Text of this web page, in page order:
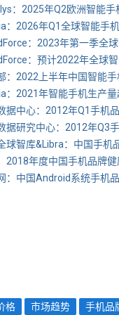
：2025年Q2欧洲智能
：2026年Q1全球智能手
：2023年第一季全
：预计2022年全球
：2022上半年中国智能
：2021年智能手机生产
据中心：2012年Q1手机
据研究中心：2012年Q3
球智库&Libra：中国手机
2018年度中国手机品牌
：中国Android系统手机
格 市场趋势 手机品